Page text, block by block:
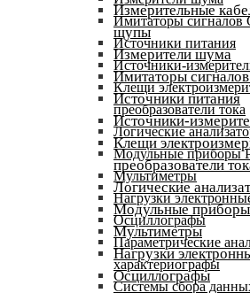
Имитаторы
Источники питания
Источники-
Клещи
преобразователи тока
Логические
Модульные приборы
Мультиметры
Нагрузки
Осциллографы
Параметрические
характериографы
Системы сбора
Измерительные
щупы
Измерители шума
Имитаторы
Источники питания
Источники-
Клещи
преобразователи
Логические
Модульные
Мультиметры
Нагрузки
Осциллографы